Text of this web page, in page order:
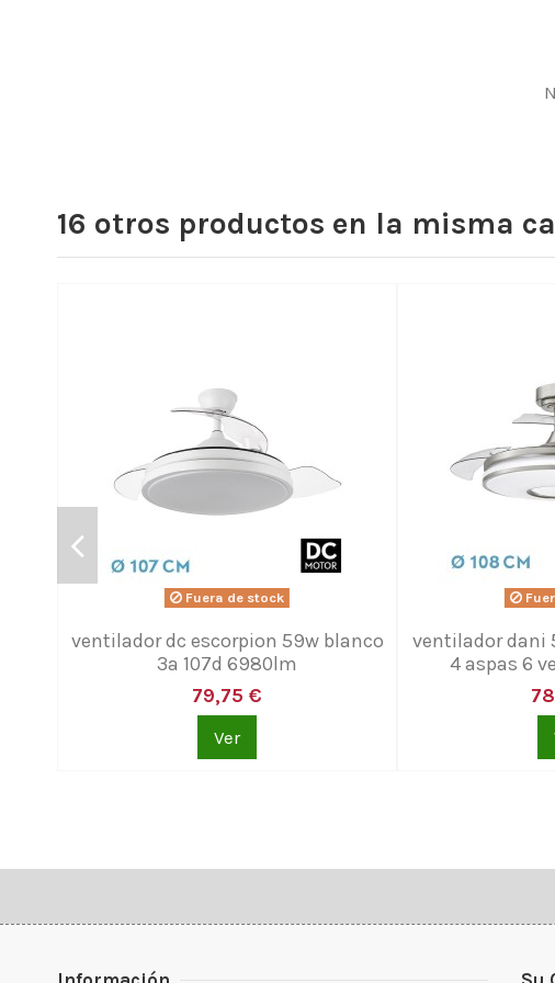
16 otros productos en la misma
Fuera de stock
ventilador dc escorpion 59w blanco
3a 107d 6980lm
79,75 €
Ver
ventilador dani
4 aspas 6